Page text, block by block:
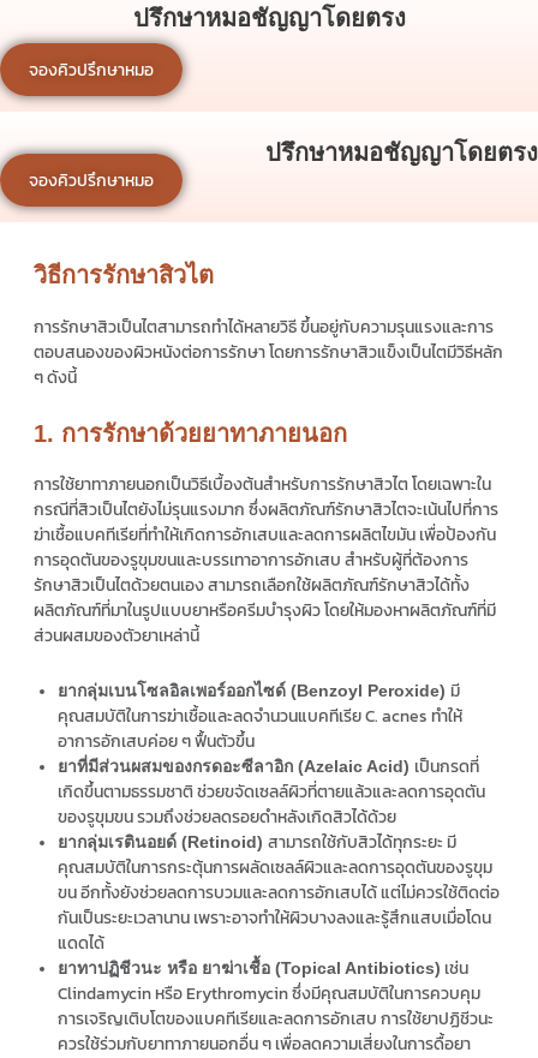
ปรึกษาหมอชัญญาโดยตรง
จองคิวปรึกษาหมอ
ปรึกษาหมอชัญญาโดยตรง
จองคิวปรึกษาหมอ
วิธีการรักษาสิวไต
การรักษาสิวเป็นไตสามารถทำได้หลายวิธี ขึ้นอยู่กับความรุนแรงและการ
ตอบสนองของผิวหนังต่อการรักษา โดยการรักษาสิวแข็งเป็นไตมีวิธีหลัก
ๆ ดังนี้
1. การรักษาด้วยยาทาภายนอก
การใช้ยาทาภายนอกเป็นวิธีเบื้องต้นสำหรับการรักษาสิวไต โดยเฉพาะใน
กรณีที่สิวเป็นไตยังไม่รุนแรงมาก ซึ่งผลิตภัณฑ์รักษาสิวไตจะเน้นไปที่การ
ฆ่าเชื้อแบคทีเรียที่ทำให้เกิดการอักเสบและลดการผลิตไขมัน เพื่อป้องกัน
การอุดตันของรูขุมขนและบรรเทาอาการอักเสบสำหรับผู้ที่ต้องการ
รักษาสิวเป็นไตด้วยตนเอง สามารถเลือกใช้ผลิตภัณฑ์รักษาสิวได้ทั้ง
ผลิตภัณฑ์ที่มาในรูปแบบยาหรือครีมบำรุงผิว โดยให้มองหาผลิตภัณฑ์ที่มี
ส่วนผสมของตัวยาเหล่านี้
ยากลุ่มเบนโซลอิลเพอร์ออกไซด์ (Benzoyl Peroxide) มี
คุณสมบัติในการฆ่าเชื้อและลดจำนวนแบคทีเรีย C. acnes ทำให้
อาการอักเสบค่อย ๆ ฟื้นตัวขึ้น
ยาที่มีส่วนผสมของกรดอะซีลาอิก (Azelaic Acid) เป็นกรดที่
เกิดขึ้นตามธรรมชาติ ช่วยขจัดเซลล์ผิวที่ตายแล้วและลดการอุดตัน
ของรูขุมขน รวมถึงช่วยลดรอยดำหลังเกิดสิวได้ด้วย
ยากลุ่มเรตินอยด์ (Retinoid) สามารถใช้กับสิวได้ทุกระยะ มี
คุณสมบัติในการกระตุ้นการผลัดเซลล์ผิวและลดการอุดตันของรูขุม
ขน อีกทั้งยังช่วยลดการบวมและลดการอักเสบได้ แต่ไม่ควรใช้ติดต่อ
กันเป็นระยะเวลานาน เพราะอาจทำให้ผิวบางลงและรู้สึกแสบเมื่อโดน
แดดได้
ยาทาปฏิชีวนะ หรือ ยาฆ่าเชื้อ (Topical Antibiotics) เช่น
Clindamycin หรือ Erythromycin ซึ่งมีคุณสมบัติในการควบคุม
การเจริญเติบโตของแบคทีเรียและลดการอักเสบ การใช้ยาปฏิชีวนะ
ควรใช้ร่วมกับยาทาภายนอกอื่น ๆ เพื่อลดความเสี่ยงในการดื้อยา